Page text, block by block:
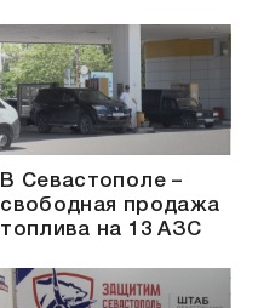
В Севастополе –
свободная продажа
топлива на 13 АЗС